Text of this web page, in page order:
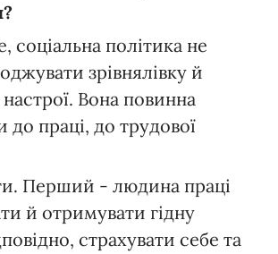
соціальна політика не
зрівнялівку й
Вона повинна
праці, до трудової
Перший - людина праці
й отримувати гідну
страхувати себе та